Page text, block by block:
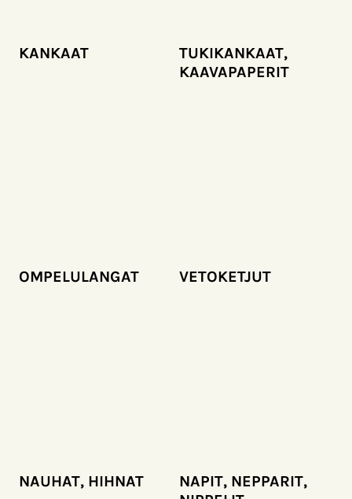
KANKAAT
TUKIKANKAAT,
KAAVAPAPERIT
OMPELULANGAT VETOKETJUT
NAUHAT, HIHNAT
NAPIT, NEPPARIT,